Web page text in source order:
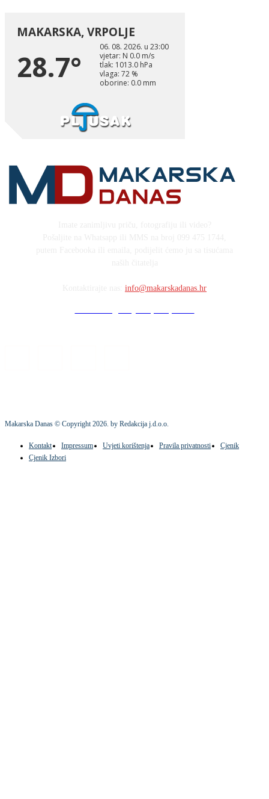
info@makarskadanas.hr
Makarska Danas © Copyright2026. by Redakcija j.d.o.o.
Kontakt Impressum Uvjeti korištenja Pravila privatnosti
Cjenik
Cjenik Izbori